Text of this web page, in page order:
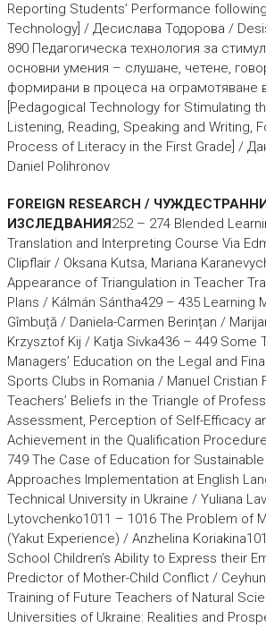
Reporting Students’ Performance
Technology] / Десислава Тодорова /
890 Педагогическа технология за
основни умения – слушане, четене,
формирани в процеса на ограмотяване
[Pedagogical Technology for Stimulating
Listening, Reading, Speaking and Writing,
Process of Literacy in the First Grade] /
Daniel Polihronov
FOREIGN RESEARCH /
ИЗСЛЕДВАНИЯ252 – 274 Blended
Translation and Interpreting Course Via
Clipflair / Oksana Kutsa, Mariana
Appearance of Triangulation in Teacher
Plans / Kálmán Sántha429 – 435 Learning
Gîmbuță / Daniela-Carmen Berințan /
Krzysztof Kij / Katja Sivka436 – 449 Some
Managers’ Education on the Legal and
Sports Clubs in Romania / Manuel Cristian
Teachers’ Beliefs in the Triangle of
Assessment, Perception of Self-Efficacy
Achievement in the Qualification
749 The Case of Education for
Approaches Implementation at English
Technical University in Ukraine / Yuliana
Lytovchenko1011 – 1016 The Problem of
(Yakut Experience) / Anzhelina
School Children’s Ability to Express their
Predictor of Mother-Child Conflict /
Training of Future Teachers of Natural
Universities of Ukraine: Realities and